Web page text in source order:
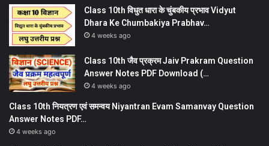
Class 10th विधुत धारा के चुंबकीय प्रभाव Vidyut
Dhara Ke Chumbakiya Prabhav…
4 weeks ago
Class 10th जैव प्रक्रम Jaiv Prakram Question
Answer Notes PDF Download (…
4 weeks ago
Class 10th नियत्रण एवं समन्वय Niyantran Evam Samanvay Question
Answer Notes PDF…
4 weeks ago